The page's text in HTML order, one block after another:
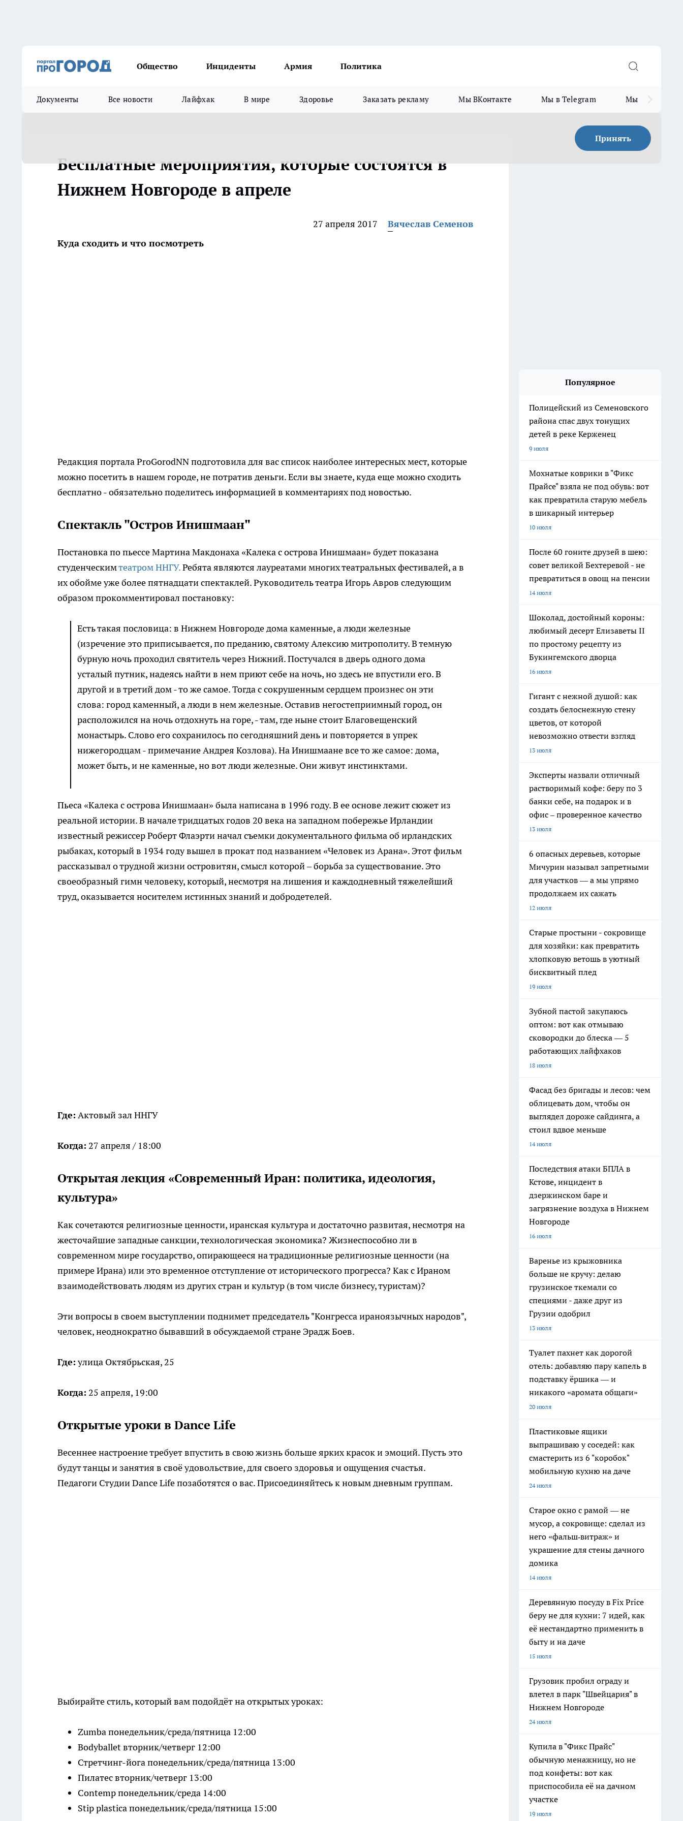
Общество Инциденты Армия Политика
Документы Все новости Лайфхак В мире Здоровье Заказать рекламу Мы ВКонтакте Мы в Telegram Мы в MAX
Принять
Бесплатные мероприятия, которые состоятся в
Нижнем Новгороде в апреле
27 апреля 2017
Вячеслав Семенов
Куда сходить и что посмотреть
Редакция портала ProGorodNN подготовила для вас список наиболее интересных мест, которые
можно посетить в нашем городе, не потратив деньги. Если вы знаете, куда еще можно сходить
бесплатно - обязательно поделитесь информацией в комментариях под новостью.
Спектакль "Остров Инишмаан"
Постановка по пьессе Мартина Макдонаха «Калека с острова Инишмаан» будет показана
студенческимтеатром ННГУ.Ребята являются лауреатами многих театральных фестивалей, а в
их обойме уже более пятнадцати спектаклей. Руководитель театра Игорь Авров следующим
образом прокомментировал постановку:
Есть такая пословица: в Нижнем Новгороде дома каменные, а люди железные
(изречение это приписывается, по преданию, святому Алексию митрополиту. В темную
бурную ночь проходил святитель через Нижний. Постучался в дверь одного дома
усталый путник, надеясь найти в нем приют себе на ночь, но здесь не впустили его. В
другой и в третий дом - то же самое. Тогда с сокрушенным сердцем произнес он эти
слова: город каменный, а люди в нем железные. Оставив негостеприимный город, он
расположился на ночь отдохнуть на горе, - там, где ныне стоит Благовещенский
монастырь. Слово его сохранилось по сегодняшний день и повторяется в упрек
нижегородцам - примечание Андрея Козлова). На Инишмаане все то же самое: дома,
может быть, и не каменные, но вот люди железные. Они живут инстинктами.
Пьеса «Калека с острова Инишмаан» была написана в 1996 году. В ее основе лежит сюжет из
реальной истории. В начале тридцатых годов 20 века на западном побережье Ирландии
известный режиссер Роберт Флаэрти начал съемки документального фильма об ирландских
рыбаках, который в 1934 году вышел в прокат под названием «Человек из Арана». Этот фильм
рассказывал о трудной жизни островитян, смысл которой – борьба за существование. Это
своеобразный гимн человеку, который, несмотря на лишения и каждодневный тяжелейший
труд, оказывается носителем истинных знаний и добродетелей.
Где: Актовый зал ННГУ
Когда: 27 апреля / 18:00
Открытая лекция «Современный Иран: политика, идеология,
культура»
Как сочетаются религиозные ценности, иранская культура и достаточно развитая, несмотря на
жесточайшие западные санкции, технологическая экономика? Жизнеспособно ли в
современном мире государство, опирающееся на традиционные религиозные ценности (на
примере Ирана) или это временное отступление от исторического прогресса? Как с Ираном
взаимодействовать людям из других стран и культур (в том числе бизнесу, туристам)?
Эти вопросы в своем выступлении поднимет председатель "Конгресса ираноязычных народов",
человек, неоднократно бывавший в обсуждаемой стране Эрадж Боев.
Где:улица Октябрьская, 25
Когда: 25 апреля, 19:00
Открытые уроки в Dance Life
Весеннее настроение требует впустить в свою жизнь больше ярких красок и эмоций. Пусть это
будут танцы и занятия в своё удовольствие, для своего здоровья и ощущения счастья.
Педагоги Студии Dance Life позаботятся о вас. Присоединяйтесь к новым дневным группам.
Выбирайте стиль, который вам подойдёт на открытых уроках:
Zumba понедельник/среда/пятница 12:00
Bodyballet вторник/четверг 12:00
Стретчинг-йога понедельник/среда/пятница 13:00
Пилатес вторник/четверг 13:00
Contemp понедельник/среда 14:00
Stip plastica понедельник/среда/пятница 15:00
Популярное
Полицейский из Семеновского
района спас двух тонущих
детей в реке Керженец
9 июля
Мохнатые коврики в "Фикс
Прайсе" взяла не под обувь: вот
как превратила старую мебель
в шикарный интерьер
10 июля
После 60 гоните друзей в шею:
совет великой Бехтеревой - не
превратиться в овощ на пенсии
14 июля
Шоколад, достойный короны:
любимый десерт Елизаветы II
по простому рецепту из
Букингемского дворца
16 июля
Гигант с нежной душой: как
создать белоснежную стену
цветов, от которой
невозможно отвести взгляд
13 июля
Эксперты назвали отличный
растворимый кофе: беру по 3
банки себе, на подарок и в
офис – проверенное качество
13 июля
6 опасных деревьев, которые
Мичурин называл запретными
для участков — а мы упрямо
продолжаем их сажать
12 июля
Старые простыни - сокровище
для хозяйки: как превратить
хлопковую ветошь в уютный
бисквитный плед
19 июля
Зубной пастой закупаюсь
оптом: вот как отмываю
сковородки до блеска — 5
работающих лайфхаков
18 июля
Фасад без бригады и лесов: чем
облицевать дом, чтобы он
выглядел дороже сайдинга, а
стоил вдвое меньше
14 июля
Последствия атаки БПЛА в
Кстове, инцидент в
дзержинском баре и
загрязнение воздуха в Нижнем
Новгороде
16 июля
Варенье из крыжовника
больше не кручу: делаю
грузинское ткемали со
специями - даже друг из
Грузии одобрил
13 июля
Туалет пахнет как дорогой
отель: добавляю пару капель в
подставку ёршика — и
никакого «аромата общаги»
20 июля
Пластиковые ящики
выпрашиваю у соседей: как
смастерить из 6 "коробок"
мобильную кухню на даче
24 июля
Старое окно с рамой — не
мусор, а сокровище: сделал из
него «фальш‑витраж» и
украшение для стены дачного
домика
14 июля
Деревянную посуду в Fix Price
беру не для кухни: 7 идей, как
её нестандартно применить в
быту и на даче
15 июля
Грузовик пробил ограду и
влетел в парк "Швейцария" в
Нижнем Новгороде
24 июля
Купила в "Фикс Прайс"
обычную менажницу, но не
под конфеты: вот как
приспособила её на дачном
участке
19 июля